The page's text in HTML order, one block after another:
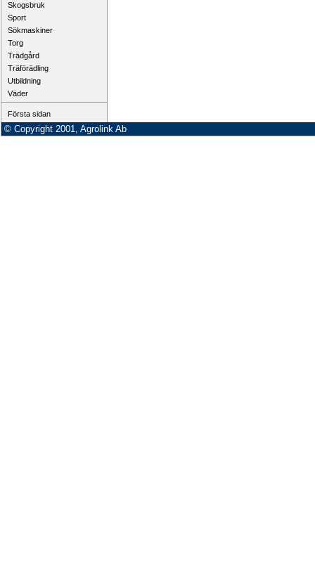
Skogsbruk
Sport
Sökmaskiner
Torg
Trädgård
Träförädling
Utbildning
Väder
Första sidan
© Copyright 2001, Agrolink Ab